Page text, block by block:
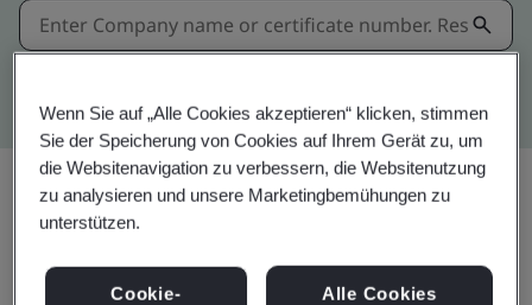
Wenn Sie auf „Alle Cookies akzeptieren“ klicken, stimmen
Sie der Speicherung von Cookies auf Ihrem Gerät zu, um
die Websitenavigation zu verbessern, die Websitenutzung
zu analysieren und unsere Marketingbemühungen zu
unterstützen.
Cookie-
Alle Cookies